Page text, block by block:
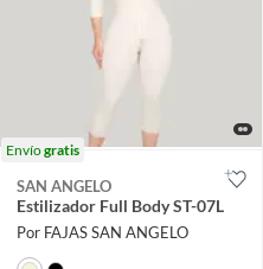
Envíogratis
SAN ANGELO
Estilizador Full Body ST-07L
Por FAJAS SAN ANGELO